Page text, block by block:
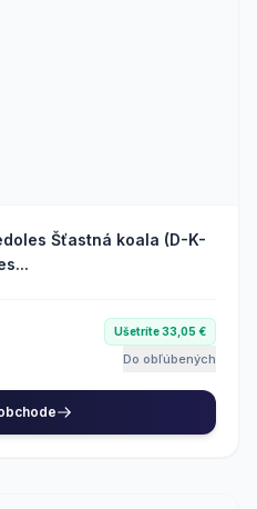
Šťastná koala (D-K-
Ušetríte 33,05 €
Do obľúbených